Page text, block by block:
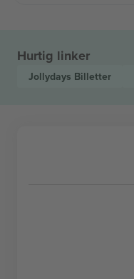
Hurtig linker
Jollydays Billetter